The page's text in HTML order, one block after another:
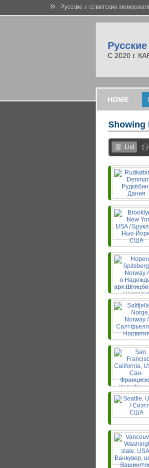
» Русские и советские
С 2020 г.
HOME
Showing
List